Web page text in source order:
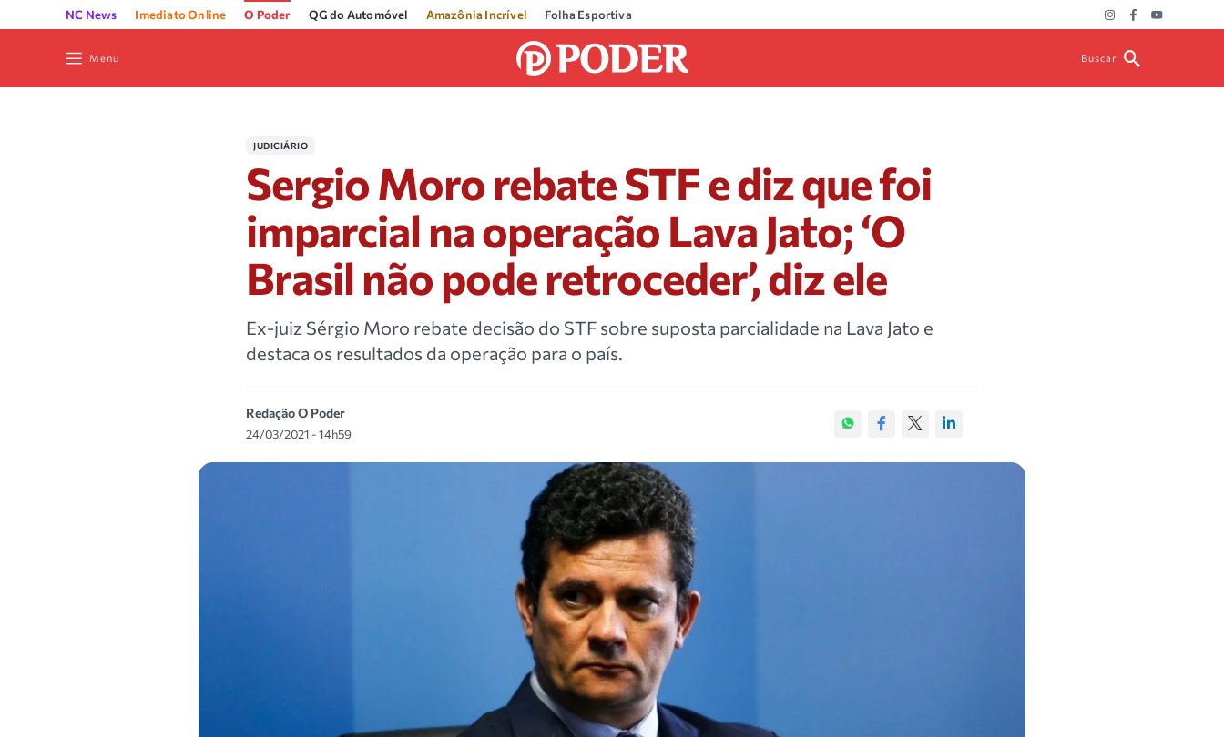
NC News Imediato Online O Poder QG do Automóvel Amazônia Incrível Folha Esportiva
Menu Buscar
JUDICIÁRIO
Sergio Moro rebate STF e diz que foi
imparcial na operação Lava Jato; ‘O
Brasil não pode retroceder’, diz ele
Ex-juiz Sérgio Moro rebate decisão do STF sobre suposta parcialidade na Lava Jato e
destaca os resultados da operação para o país.
Redação O Poder
24/03/2021 - 14h59